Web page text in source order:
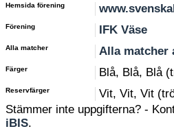
Hemsida förening
Förening IFK Väse
Alla matcher Alla matcher
Färger Blå, Blå, Blå
Reservfärger
Vit, Vit, Vit
Stämmer inte uppgifterna? -
iBIS.